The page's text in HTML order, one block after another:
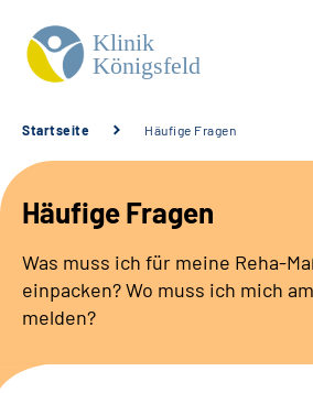
Unsere Klinik
Unsere Angebote
Service
Startseite Häufige Fragen
Häufige Fragen
Was muss ich für meine Reha-
einpacken? Wo muss ich mich
melden?